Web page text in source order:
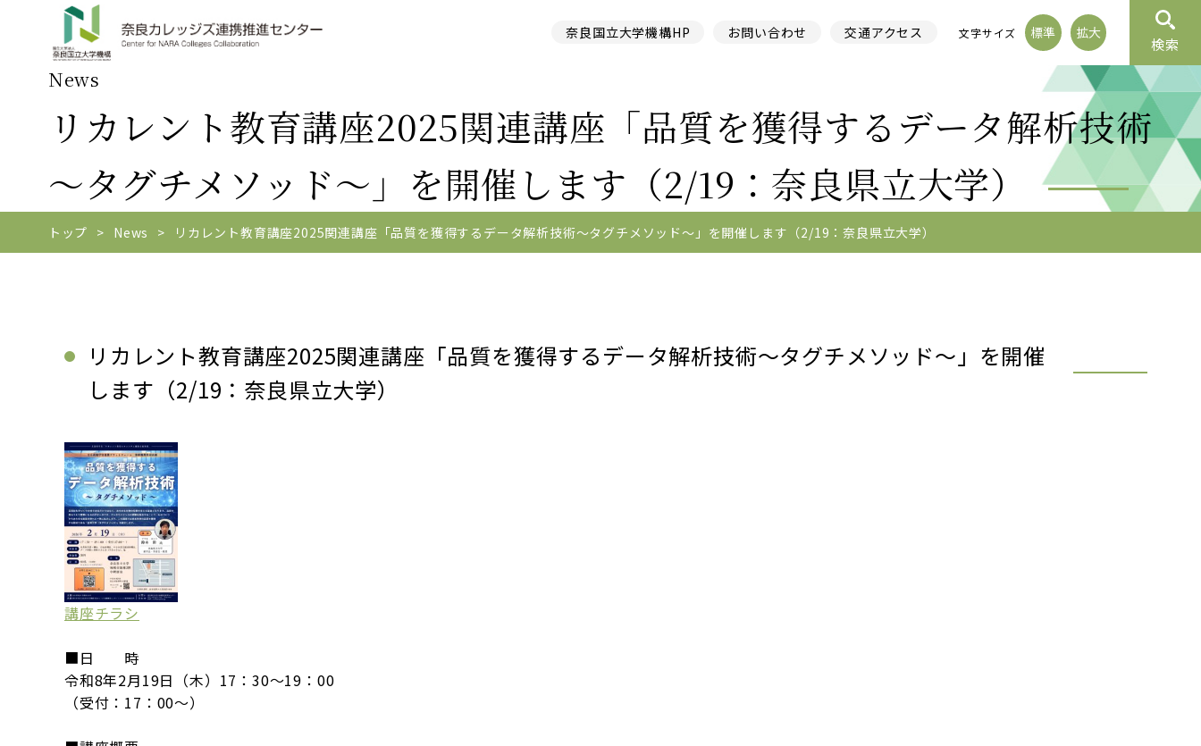
奈良国立大学機構HP お問い合わせ 交通アクセス 文字サイズ 標準 拡大
検索
News
リカレント教育講座2025関連講座「品質を獲得するデータ解析技術
～タグチメソッド～」を開催します（2/19：奈良県立大学）
トップ News リカレント教育講座2025関連講座「品質を獲得するデータ解析技術～タグチメソッド～」を開催します（2/19：奈良県立大学）
リカレント教育講座2025関連講座「品質を獲得するデータ解析技術～タグチメソッド～」を開催
します（2/19：奈良県立大学）
講座チラシ
■日 時
令和8年2月19日（木）17：30～19：00
（受付：17：00～）